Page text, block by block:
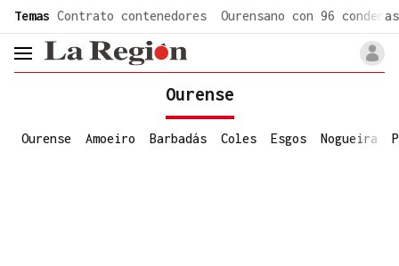
Temas Contrato contenedores Ourensano con 96 condenas
header.menu.open
Ourense
Ourense Amoeiro Barbadás Coles Esgos Nogueira